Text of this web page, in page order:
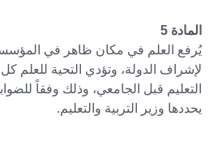
المادة 5
يُرفع العلم في مكان ظاهر في
لإشراف الدولة، وتؤدي التحية
التعليم قبل الجامعي، وذلك وفقاً
يحددها وزير التربية والتعليم.